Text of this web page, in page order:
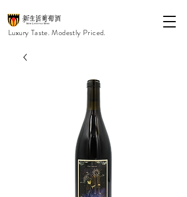
Luxury Taste. Modestly Priced.